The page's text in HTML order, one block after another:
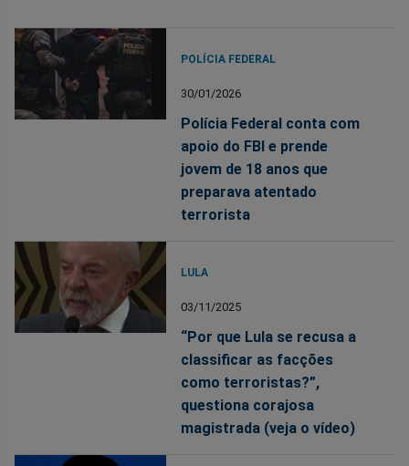
POLÍCIA FEDERAL
30/01/2026
Polícia Federal conta com
apoio do FBI e prende
jovem de 18 anos que
preparava atentado
terrorista
LULA
03/11/2025
“Por que Lula se recusa a
classificar as facções
como terroristas?”,
questiona corajosa
magistrada (veja o vídeo)